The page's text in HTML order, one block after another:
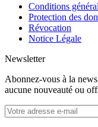
Conditions
Protection des
Révocation
Notice Légale
Newsletter
Abonnez-vous à la
aucune nouveauté ou